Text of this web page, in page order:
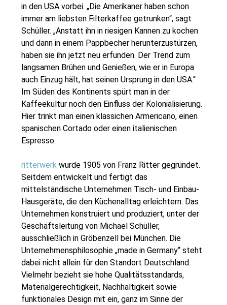
in den USA vorbei. „Die Amerikaner haben schon
immer am liebsten Filterkaffee getrunken“, sagt
Schüller. „Anstatt ihn in riesigen Kannen zu kochen
und dann in einem Pappbecher herunterzustürzen,
haben sie ihn jetzt neu erfunden. Der Trend zum
langsamen Brühen und Genießen, wie er in Europa
auch Einzug hält, hat seinen Ursprung in den USA.“
Im Süden des Kontinents spürt man in der
Kaffeekultur noch den Einfluss der Kolonialisierung.
Hier trinkt man einen klassichen Armericano, einen
spanischen Cortado oder einen italienischen
Espresso.
ritterwerk wurde 1905 von Franz Ritter gegründet.
Seitdem entwickelt und fertigt das
mittelständische Unternehmen Tisch- und Einbau-
Hausgeräte, die den Küchenalltag erleichtern. Das
Unternehmen konstruiert und produziert, unter der
Geschäftsleitung von Michael Schüller,
ausschließlich in Gröbenzell bei München. Die
Unternehmensphilosophie „made in Germany“ steht
dabei nicht allein für den Standort Deutschland.
Vielmehr bezieht sie hohe Qualitätsstandards,
Materialgerechtigkeit, Nachhaltigkeit sowie
funktionales Design mit ein, ganz im Sinne der